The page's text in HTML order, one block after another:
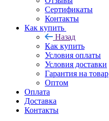
Сертификаты
Контакты
Как купить
Назад
Как купить
Условия оплаты
Условия доставки
Гарантия на товар
Оптом
Оплата
Доставка
Контакты